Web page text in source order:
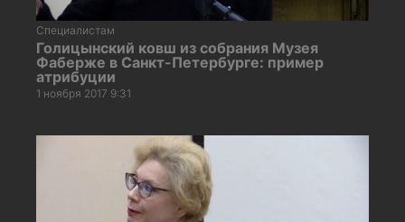
Специалистам
Голицынский ковш из собрания Музея
Фаберже в Санкт-Петербурге: пример
атрибуции
1 ноября 2017 9:31